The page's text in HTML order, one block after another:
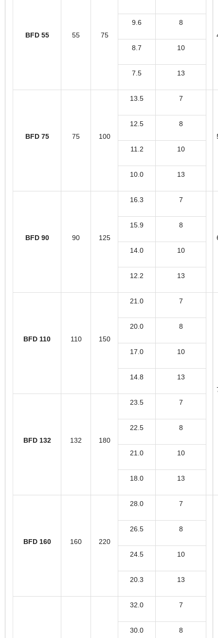
BFD 55 55 75
9.6 8
8.7 10
7.5 13
BFD 75 75 100
13.5 7
12.5 8
11.2 10
10.0 13
BFD 90 90 125
16.3 7
15.9 8
14.0 10
12.2 13
BFD 110 110 150
21.0 7
20.0 8
17.0 10
14.8 13
BFD 132 132 180
23.5 7
22.5 8
21.0 10
18.0 13
BFD 160 160 220
28.0 7
26.5 8
24.5 10
20.3 13
32.0 7
30.0 8